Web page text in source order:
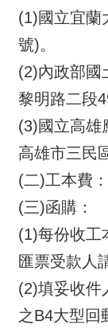
檔
廣
場
行
政
區
回
首
頁
站
導
(1)國立宜蘭
號)。
(2)內政部國
黎明路二段
(3)國立高雄
高雄市三民
(二)工本費
(三)函購：
(1)每份收工
匯票受款人
(2)填妥收件
之B4大型回